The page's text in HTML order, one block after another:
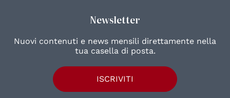
Newsletter
Nuovi contenuti e news mensili direttamente nella
tua casella di posta.
ISCRIVITI